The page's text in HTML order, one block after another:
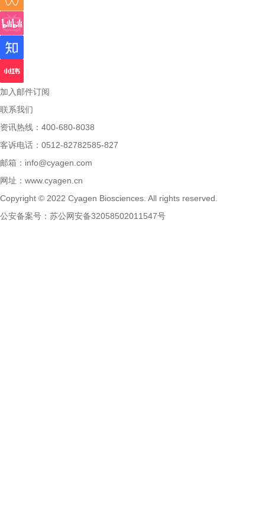
加入邮件订阅
联系我们
资讯热线：400-680-8038
客诉电话：0512-82782585-827
邮箱： info@cyagen.com
网址： www.cyagen.cn
Copyright © 2022 Cyagen Biosciences. All rights reserved.
公安备案号： 苏公网安备32058502011547号